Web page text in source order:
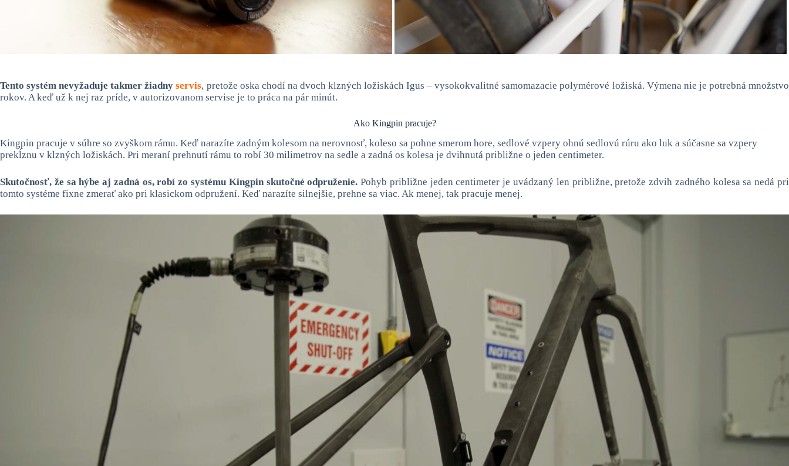
Tento systém nevyžaduje takmer žiadnyservis, pretože oska chodí na dvoch klzných ložiskách Igus – vysokokvalitné samomazacie polymérové ložiská. Výmena nie je potrebná množstvo
rokov. A keď už k nej raz príde, v autorizovanom servise je to práca na pár minút.
Ako Kingpin pracuje?
Kingpin pracuje v súhre so zvyškom rámu. Keď narazíte zadným kolesom na nerovnosť, koleso sa pohne smerom hore, sedlové vzpery ohnú sedlovú rúru ako luk a súčasne sa vzpery
prekĺznu v klzných ložiskách. Pri meraní prehnutí rámu to robí 30 milimetrov na sedle a zadná os kolesa je dvihnutá približne o jeden centimeter.
Skutočnosť, že sa hýbe aj zadná os, robí zo systému Kingpin skutočné odpruženie. Pohyb približne jeden centimeter je uvádzaný len približne, pretože zdvih zadného kolesa sa nedá pri
tomto systéme fixne zmerať ako pri klasickom odpružení. Keď narazíte silnejšie, prehne sa viac. Ak menej, tak pracuje menej.